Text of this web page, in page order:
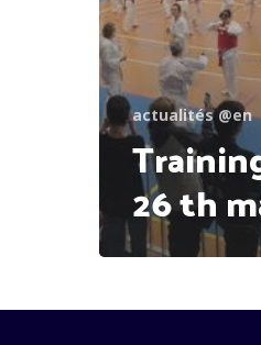
actualités @en
26 th